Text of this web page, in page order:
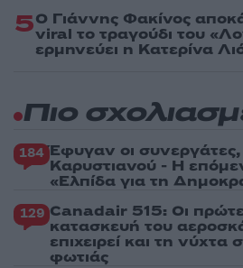
5Ο Γιάννης Φακίνος
viral το τραγούδι του
ερμηνεύει η Κατερίνα
Πιο
184 Έφυγαν οι
Καρυστιανού - Η
«Ελπίδα για τη
129 Canadair 515: Οι
κατασκευή του
επιχειρεί και τη
φωτιάς